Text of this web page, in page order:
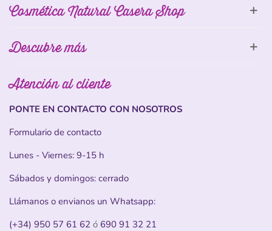
Cosmética Natural Casera Shop
Descubre más
Atención al cliente
PONTE EN CONTACTO CON NOSOTROS
Formulario de contacto
Lunes - Viernes: 9-15 h
Sábados y domingos: cerrado
Llámanos o envianos un Whatsapp:
(+34) 950 57 61 62 ó 690 91 32 21